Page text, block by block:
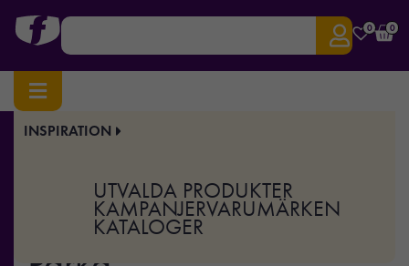
0 0
INSPIRATION
UTVALDA PRODUKTER
KAMPANJERVARUMÄRKEN
KATALOGER
Hem/Profilkläder/ Women’s All Weather Parka
Women’s All Weather